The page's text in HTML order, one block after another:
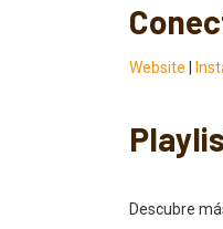
Website
Descubre